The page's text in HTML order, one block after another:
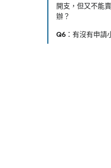
開支，但又不能
辦？
Q6：有沒有申請